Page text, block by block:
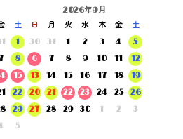
土
1
8
15
22
29
5
2026年9月
日 月 火 水 木 金
土
30
31 1 2 3 4
5
6
7 8 9 10 11
12
13
14 15 16 17 18
19
20
21 22 23 24 25
26
27
28 29 30 1 2 3